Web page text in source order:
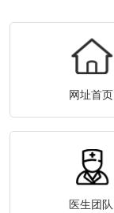
网址首页
医生团队